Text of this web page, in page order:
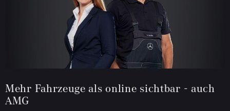
Mehr Fahrzeuge als online sichtbar - auch
AMG